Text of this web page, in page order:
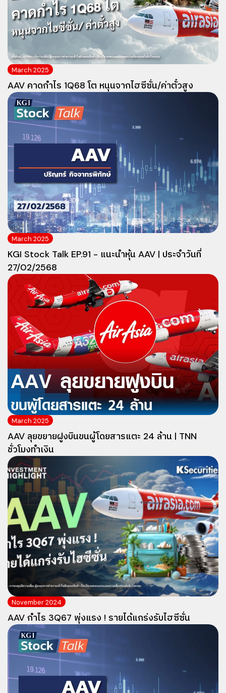
March 2025
AAV คาดกำไร 1Q68 โต หนุนจากไฮซีซั่น/ค่าตั๋วสูง
March 2025
KGI Stock Talk EP.91 - แนะนำหุ้น AAV | ประจำวันที่
27/02/2568
March 2025
AAV ลุยขยายฝูงบินขนผู้โดยสารแตะ 24 ล้าน | TNN
ชั่วโมงทำเงิน
November 2024
AAV กำไร 3Q67 พุ่งแรง ! รายได้แกร่งรับไฮซีซั่น